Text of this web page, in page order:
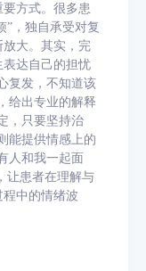
方式。很多患
”，独自承受对复
大。其实，完
达自己的担忧
复发，不知道该
给出专业的解释
，只要坚持治
能提供情感上的
人和我一起面
让患者在理解与
中的情绪波